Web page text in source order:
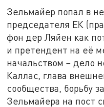
Зельмайер попал в
председателя ЕК
фон дер Ляйен как
и претендент на её
начальством – дело
Каллас, глава
сообщества, борьбу
Зельмайера на пост